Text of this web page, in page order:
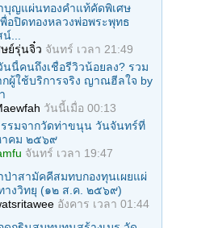
บุญแผ่นทองคำแท้คัดพิเศษ
พื่อปิดทองหลวงพ่อพระพุทธ
...
ย์รุ่นจิ๋ว จันทร์ เวลา 21:49
นนี้คนถึงเชื่อรีวิวน้อยลง? รวม
กผู้ใช้บริการจริง ญาณฮีลใจ by
วันนี้เมื่อ 00:13
รรมจากวัดท่าขนุน วันจันทร์ที่
าคม ๒๕๖๙
จันทร์ เวลา 19:47
ป่าสามัคคีสมทบกองทุนเผยแผ่
างวิทยุ (๑๒ ส.ค. ๒๕๖๙)
อังคาร เวลา 01:44